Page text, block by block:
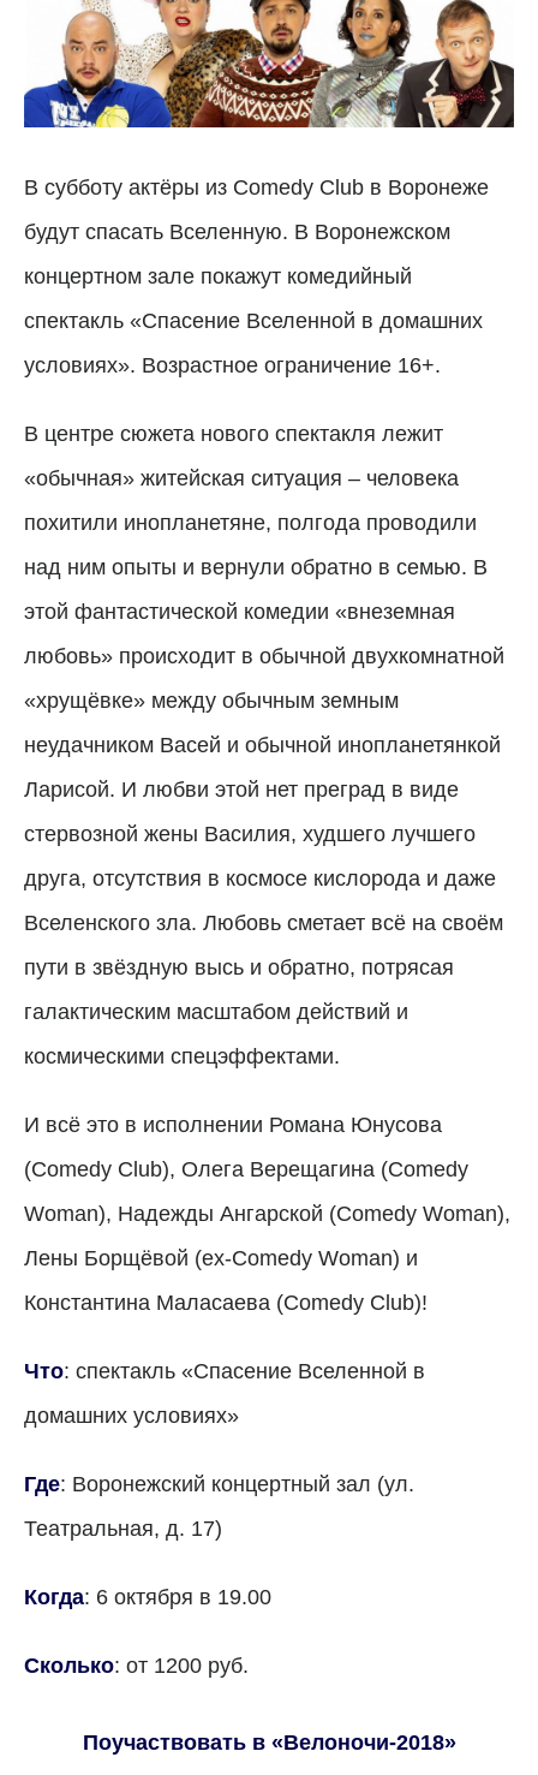
В субботу актёры из Comedy Club в Воронеже
будут спасать Вселенную. В Воронежском
концертном зале покажут комедийный
спектакль «Спасение Вселенной в домашних
условиях». Возрастное ограничение 16+.
В центре сюжета нового спектакля лежит
«обычная» житейская ситуация – человека
похитили инопланетяне, полгода проводили
над ним опыты и вернули обратно в семью. В
этой фантастической комедии «внеземная
любовь» происходит в обычной двухкомнатной
«хрущёвке» между обычным земным
неудачником Васей и обычной инопланетянкой
Ларисой. И любви этой нет преград в виде
стервозной жены Василия, худшего лучшего
друга, отсутствия в космосе кислорода и даже
Вселенского зла. Любовь сметает всё на своём
пути в звёздную высь и обратно, потрясая
галактическим масштабом действий и
космическими спецэффектами.
И всё это в исполнении Романа Юнусова
(Comedy Club), Олега Верещагина (Comedy
Woman), Надежды Ангарской (Comedy Woman),
Лены Борщёвой (ex-Comedy Woman) и
Константина Маласаева (Comedy Club)!
Что: спектакль «Спасение Вселенной в
домашних условиях»
Где: Воронежский концертный зал (ул.
Театральная, д. 17)
Когда: 6 октября в 19.00
Сколько: от 1200 руб.
Поучаствовать в «Велоночи-2018»